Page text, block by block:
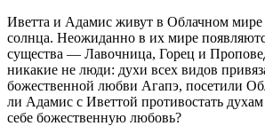
Иветта и Адамис живут в Облачном мире
солнца. Неожиданно в их мире
существа — Лавочница, Горец и
никакие не люди: духи всех видов
божественной любви Агапэ, посетили
ли Адамис с Иветтой противостать духам
себе божественную любовь?